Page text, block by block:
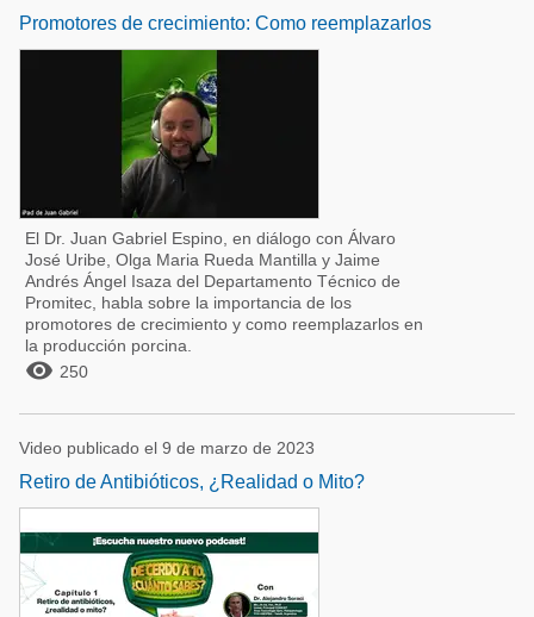
Promotores de crecimiento: Como reemplazarlos
El Dr. Juan Gabriel Espino, en diálogo con Álvaro
José Uribe, Olga Maria Rueda Mantilla y Jaime
Andrés Ángel Isaza del Departamento Técnico de
Promitec, habla sobre la importancia de los
promotores de crecimiento y como reemplazarlos en
la producción porcina.
 250
Video publicado el 9 de marzo de 2023
Retiro de Antibióticos, ¿Realidad o Mito?